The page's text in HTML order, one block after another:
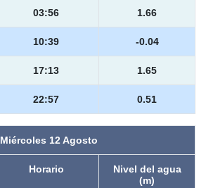
03:56 1.66
10:39 -0.04
17:13 1.65
22:57 0.51
Miércoles 12 Agosto
Horario
Nivel del agua
(m)